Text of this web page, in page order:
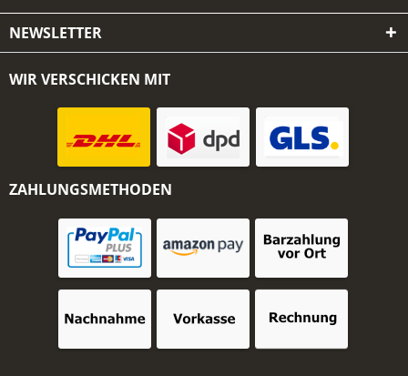
NEWSLETTER
WIR VERSCHICKEN MIT
ZAHLUNGSMETHODEN